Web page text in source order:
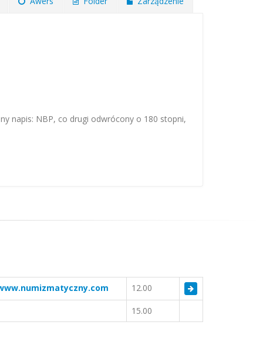
napis: NBP, co drugi odwrócony o 180 stopni,
12.00
15.00